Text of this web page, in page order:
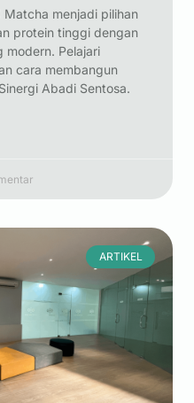
menjadi pilihan
protein tinggi dengan
modern. Pelajari
cara membangun
Abadi Sentosa.
ARTIKEL